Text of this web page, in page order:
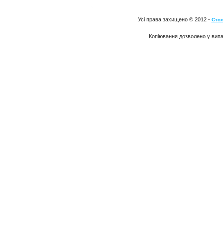
Усі права захищено © 2012 -
Копіювання дозволено у